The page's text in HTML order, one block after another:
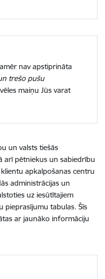
nav apstiprināta
trešo pušu
maiņu Jūs varat
un valsts tiešās
arī pētniekus un sabiedrību
apkalpošanas centru
administrācijas un
uz iesūtītajiem
pieprasījumu tabulas. Šīs
ar jaunāko informāciju